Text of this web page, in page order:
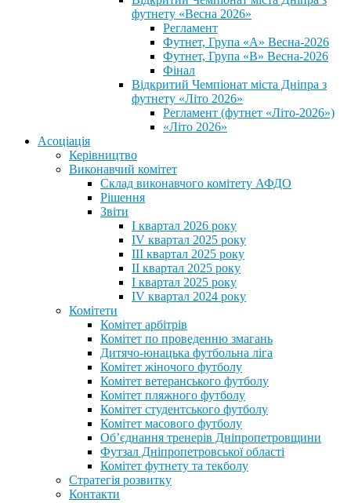
футнету «Весна 2026»
Регламент
Футнет, Група «А» Весна-2026
Футнет, Група «В» Весна-2026
Фінал
Відкритий Чемпіонат міста Дніпра з
футнету «Літо 2026»
Регламент (футнет «Літо-2026»)
«Літо 2026»
Асоціація
Керівництво
Виконавчий комітет
Склад виконавчого комітету АФДО
Рішення
Звіти
I квартал 2026 року
IV квартал 2025 року
III квартал 2025 року
II квартал 2025 року
I квартал 2025 року
IV квартал 2024 року
Комітети
Комітет арбітрів
Комітет по проведенню змагань
Дитячо-юнацька футбольна ліга
Комітет жіночого футболу
Комітет ветеранського футболу
Комітет пляжного футболу
Комітет студентського футболу
Комітет масового футболу
Обʼєднання тренерів Дніпропетровщини
Футзал Дніпропетровської області
Комітет футнету та текболу
Стратегія розвитку
Контакти